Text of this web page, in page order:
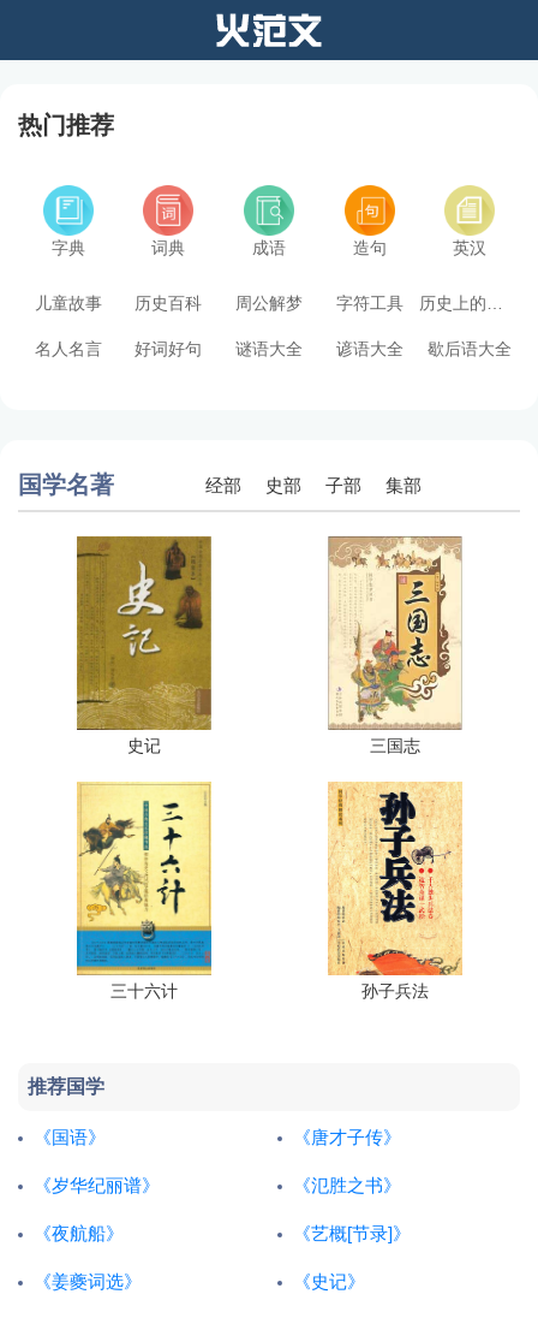
热门推荐
字典 词典 成语 造句 英汉
儿童故事
名人名言
历史百科
好词好句
周公解梦
谜语大全
字符工具
谚语大全 歇后语大全
国学名著 经部 史部 子部 集部
史记 三国志
三十六计 孙子兵法
推荐国学
《国语》 《唐才子传》
《岁华纪丽谱》 《氾胜之书》
《夜航船》 《艺概[节录]》
《姜夔词选》 《史记》